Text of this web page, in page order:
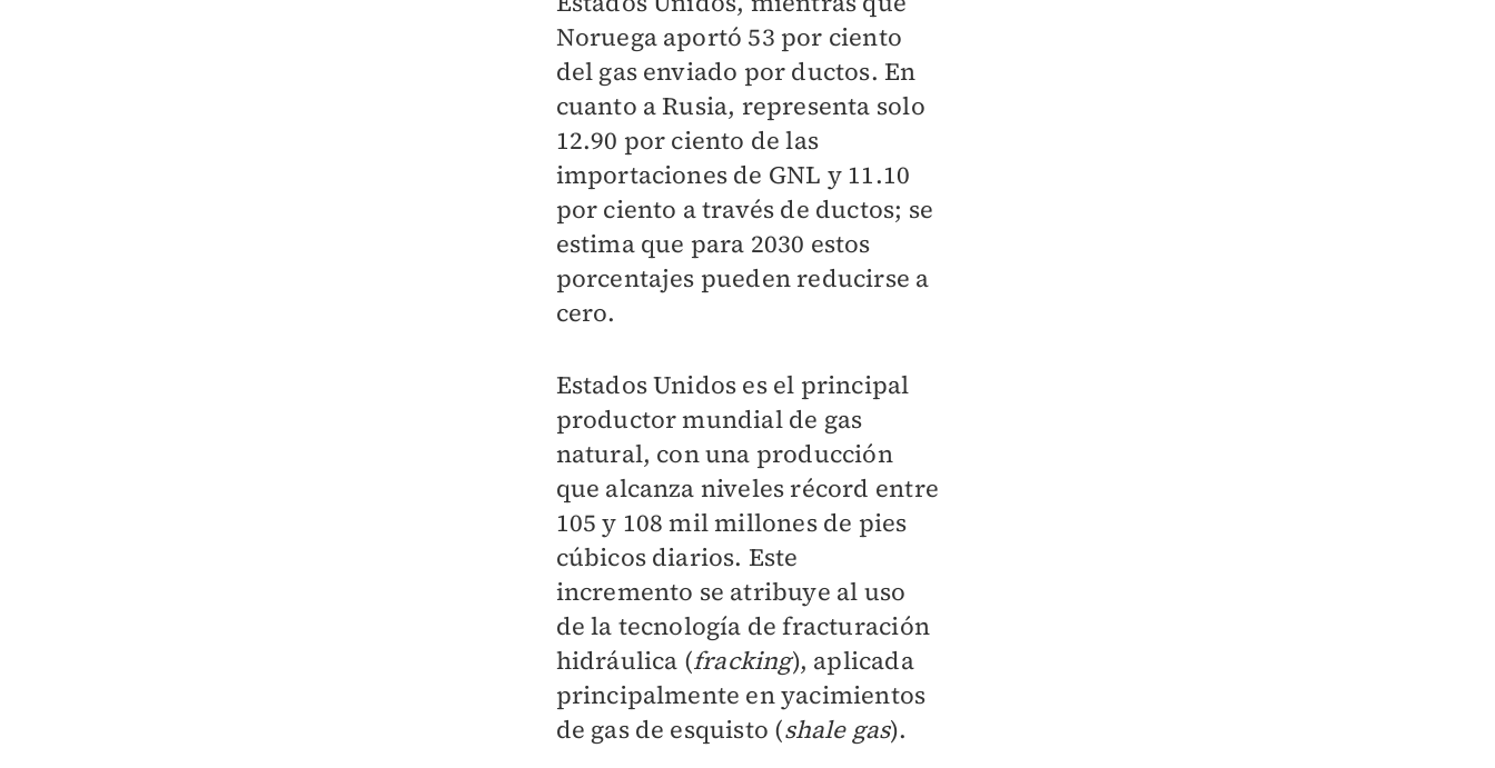
Noruega aportó 53 por ciento
del gas enviado por ductos. En
cuanto a Rusia, representa solo
12.90 por ciento de las
importaciones de GNL y 11.10
por ciento a través de ductos; se
estima que para 2030 estos
porcentajes pueden reducirse a
cero.
Estados Unidos es el principal
productor mundial de gas
natural, con una producción
que alcanza niveles récord entre
105 y 108 mil millones de pies
cúbicos diarios. Este
incremento se atribuye al uso
de la tecnología de fracturación
hidráulica (fracking), aplicada
principalmente en yacimientos
de gas de esquisto (shale gas).